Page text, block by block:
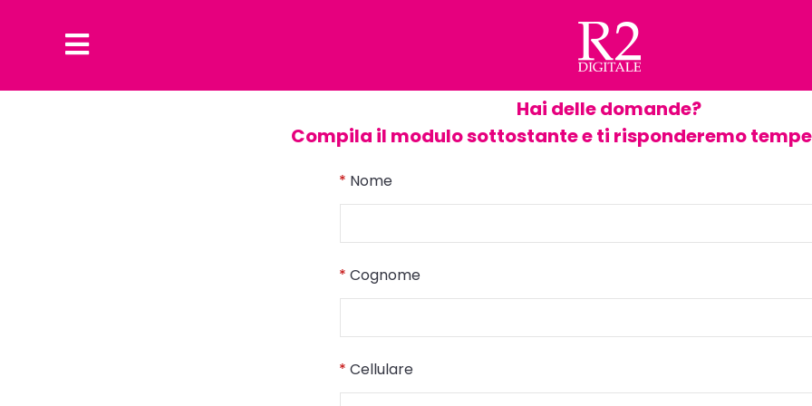
Hai delle domande?
Compila il modulo sottostante e ti risponderemo
* Nome
* Cognome
* Cellulare